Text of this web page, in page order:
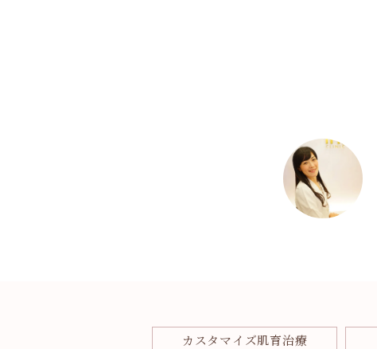
カスタマイズ肌育治療